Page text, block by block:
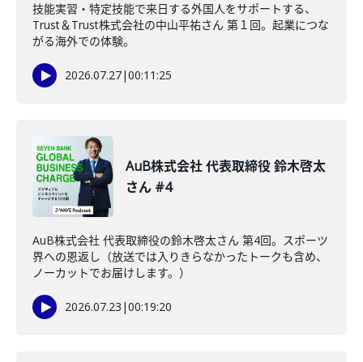
技能実習・特定技能で来日する外国人をサポートする、
Trust＆Trust株式会社の中山平祐さん 第１回。起業につな
がる海外での体験。
2026.07.27|00:11:25
AuB株式会社 代表取締役 鈴木啓太
さん #4
AuB株式会社 代表取締役の鈴木啓太さん 第4回。スポーツ
界への恩返し（放送では入りきらなかったトークも含め、
ノーカットでお届けします。）
2026.07.23 |00:19:20